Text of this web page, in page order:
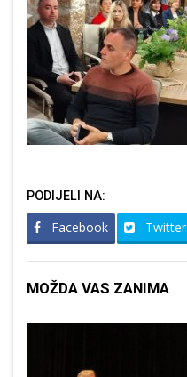
PODIJELI NA:
Facebook Twitter
MOŽDA VAS ZANIMA